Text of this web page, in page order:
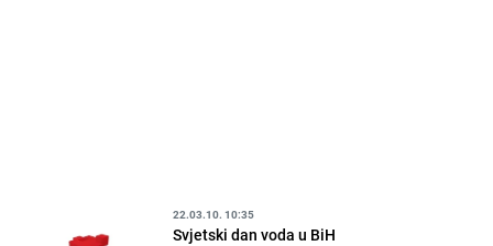
22.03.10. 10:35
Svjetski dan voda u BiH